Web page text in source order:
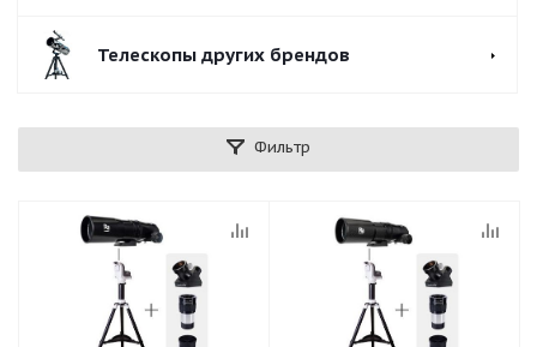
Телескопы других брендов
Фильтр